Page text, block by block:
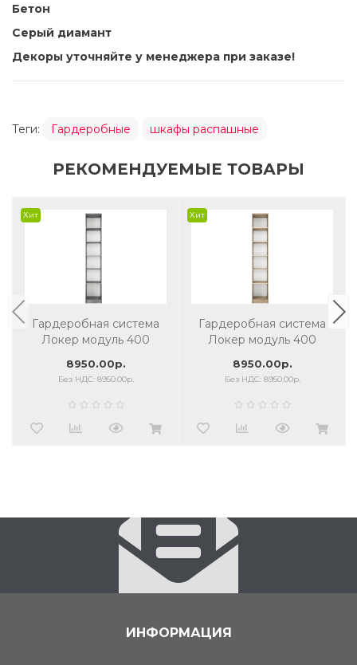
Бетон
Серый диамант
Декоры уточняйте у менеджера при заказе!
Теги: Гардеробные шкафы распашные
РЕКОМЕНДУЕМЫЕ ТОВАРЫ
Хит
Гардеробная система
Локер модуль 400
8950.00р.
Без НДС: 8950.00р.
Хит
Гардеробная система
Локер модуль 400
8950.00р.
Без НДС: 8950.00р.
ИНФОРМАЦИЯ